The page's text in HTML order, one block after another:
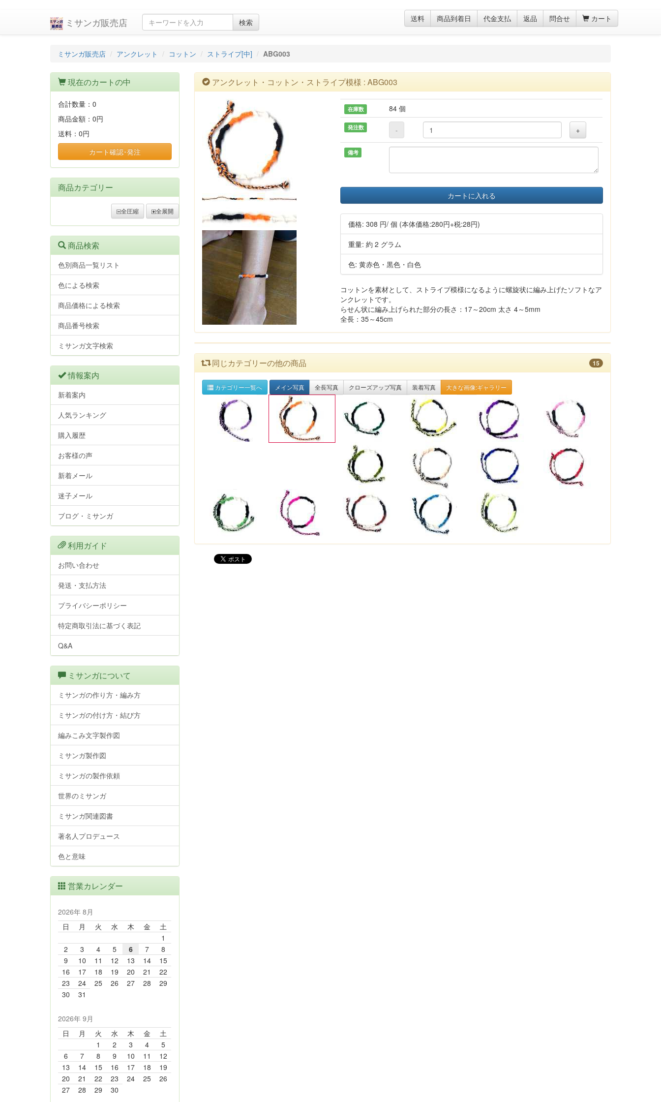
ミサンガ販売店 検索 送料 商品到着日 代金支払 返品 問合せ カート
ミサンガ販売店 アンクレット コットン ストライプ[中] ABG003
アンクレット・コットン・ストライプ模様 : ABG003
在庫数 84 個
発注数 - +
備考
カートに入れる
価格:308 円/ 個 (本体価格:280円+税:28円)
重量: 約 2 グラム
色: 黄赤色・黒色・白色
コットンを素材として、ストライプ模様になるように螺旋状に編み上げたソフトなア
ンクレットです。
らせん状に編み上げられた部分の長さ：17～20cm 太さ 4～5mm
全長：35～45cm
同じカテゴリーの他の商品 15
カテゴリー一覧へ メイン写真 全長写真 クローズアップ写真 装着写真 大きな画像:ギャラリー
現在のカートの中
合計数量： 0
商品金額： 0円
送料： 0円
カート確認･発注
商品カテゴリー
全圧縮 全展開
商品検索
色別商品一覧リスト
色による検索
商品価格による検索
商品番号検索
ミサンガ文字検索
情報案内
新着案内
人気ランキング
購入履歴
お客様の声
新着メール
迷子メール
ブログ・ミサンガ
利用ガイド
お問い合わせ
発送・支払方法
プライバシーポリシー
特定商取引法に基づく表記
Q&A
ミサンガについて
ミサンガの作り方・編み方
ミサンガの付け方・結び方
編みこみ文字製作図
ミサンガ製作図
ミサンガの製作依頼
世界のミサンガ
ミサンガ関連図書
著名人プロデュース
色と意味
営業カレンダー
2026年 8月
日
月 火 水 木 金
土
1
2
3 4 5 6 7
8
9
10 11 12 13 14
15
16
17 18 19 20 21
22
23
24 25 26 27 28
29
30
31
2026年 9月
日
月 火 水 木 金
土
1
2 3 4
5
6
7 8 9 10 11
12
13
14 15 16 17 18
19
20
21 22 23 24 25
26
27
28 29 30